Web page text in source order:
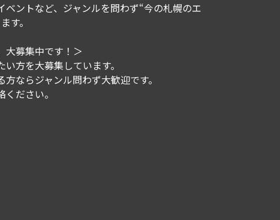
ベントなど、ジャンルを問わず“今の札幌のエ
す。
大募集中です！＞
方を大募集しています。
ならジャンル問わず大歓迎です。
ださい。